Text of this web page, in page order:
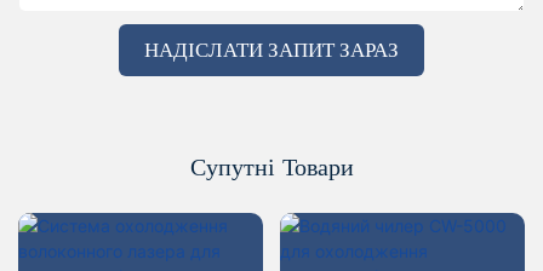
НАДІСЛАТИ ЗАПИТ ЗАРАЗ
Супутні Товари